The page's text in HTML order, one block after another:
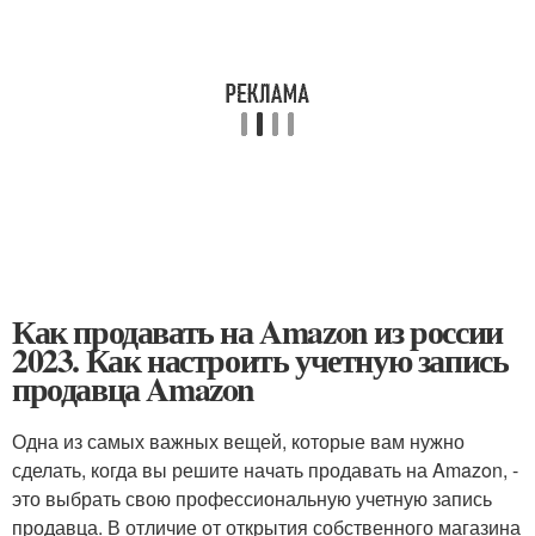
Как продавать на Amazon из россии
2023. Как настроить учетную запись
продавца Amazon
Одна из самых важных вещей, которые вам нужно
сделать, когда вы решите начать продавать на Amazon, -
это выбрать свою профессиональную учетную запись
продавца. В отличие от открытия собственного магазина